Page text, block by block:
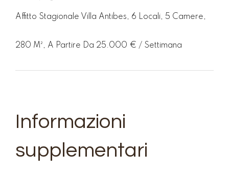
Affitto Stagionale Villa Antibes, 6 Locali, 5 Camere,
280 M², A Partire Da 25.000 € / Settimana
Informazioni
supplementari